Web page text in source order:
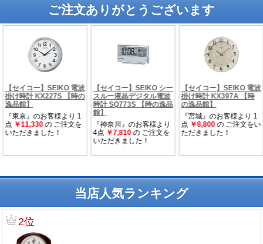
ご注文ありがとうございます
当店人気ランキング